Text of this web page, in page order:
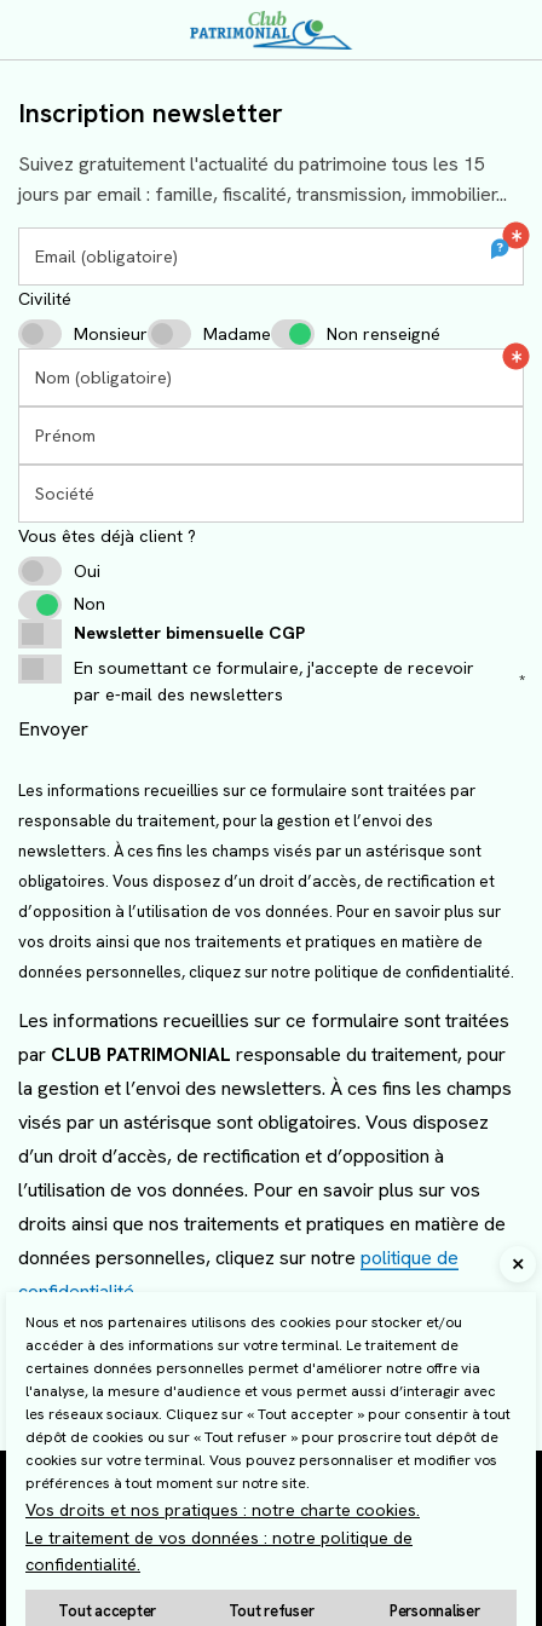
Accueil
Inscription newsletter
Suivez gratuitement l'actualité du patrimoine tous les 15
jours par email : famille, fiscalité, transmission, immobilier...
Email (obligatoire)
Monsieur Madame Non renseigné
Civilité
Nom (obligatoire)
Prénom
Société
Oui
Non
Vous êtes déjà client ?
Newsletter bimensuelle CGP
En soumettant ce formulaire, j'accepte de recevoir
par e-mail des newsletters
*
Envoyer
Les informations recueillies sur ce formulaire sont traitées par
responsable du traitement, pour la gestion et l’envoi des
newsletters. À ces fins les champs visés par un astérisque sont
obligatoires. Vous disposez d’un droit d’accès, de rectification et
d’opposition à l’utilisation de vos données. Pour en savoir plus sur
vos droits ainsi que nos traitements et pratiques en matière de
données personnelles, cliquez sur notre politique de confidentialité.
Les informations recueillies sur ce formulaire sont traitées
par CLUB PATRIMONIAL responsable du traitement, pour
la gestion et l’envoi des newsletters. À ces fins les champs
visés par un astérisque sont obligatoires. Vous disposez
d’un droit d’accès, de rectification et d’opposition à
l’utilisation de vos données. Pour en savoir plus sur vos
droits ainsi que nos traitements et pratiques en matière de
données personnelles, cliquez sur notre politique de
confidentialité
Partager :
Copier
Envoyer
Plan du site
Mentions légales et RGPD
Gestion des cookies
Charte cookies
© 2026 Site réalisé par Les Echos Publishing
Nous et nos partenaires utilisons des cookies pour stocker et/ou
accéder à des informations sur votre terminal. Le traitement de
certaines données personnelles permet d'améliorer notre offre via
l'analyse, la mesure d'audience et vous permet aussi d’interagir avec
les réseaux sociaux. Cliquez sur « Tout accepter » pour consentir à tout
dépôt de cookies ou sur « Tout refuser » pour proscrire tout dépôt de
cookies sur votre terminal. Vous pouvez personnaliser et modifier vos
préférences à tout moment sur notre site.
Vos droits et nos pratiques : notre charte cookies.
Le traitement de vos données : notre politique de
confidentialité.
Tout accepter Tout refuser Personnaliser